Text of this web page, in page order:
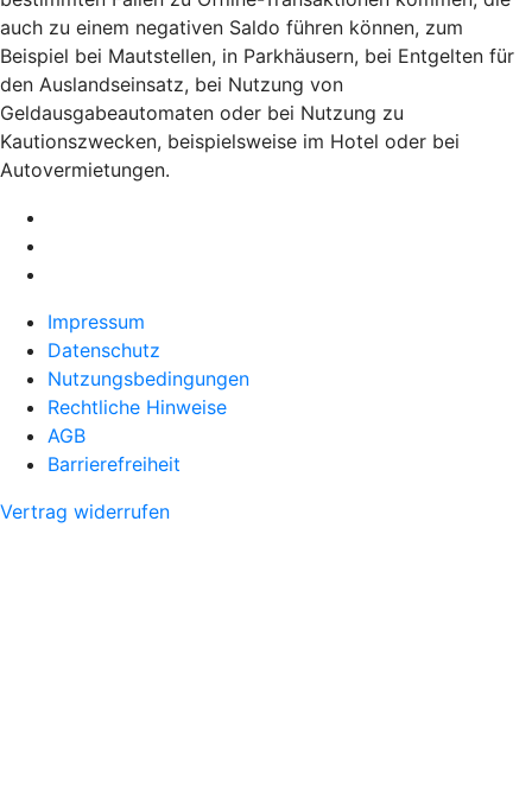
auch zu einem negativen Saldo führen können, zum
Beispiel bei Mautstellen, in Parkhäusern, bei Entgelten für
den Auslandseinsatz, bei Nutzung von
Geldausgabeautomaten oder bei Nutzung zu
Kautionszwecken, beispielsweise im Hotel oder bei
Autovermietungen.
Impressum
Datenschutz
Nutzungsbedingungen
Rechtliche Hinweise
AGB
Barrierefreiheit
Vertrag widerrufen